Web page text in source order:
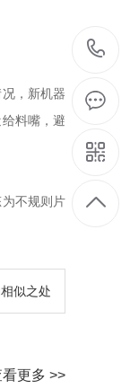
，新机器
料嘴，避
不规则片
似之处
更多 >>